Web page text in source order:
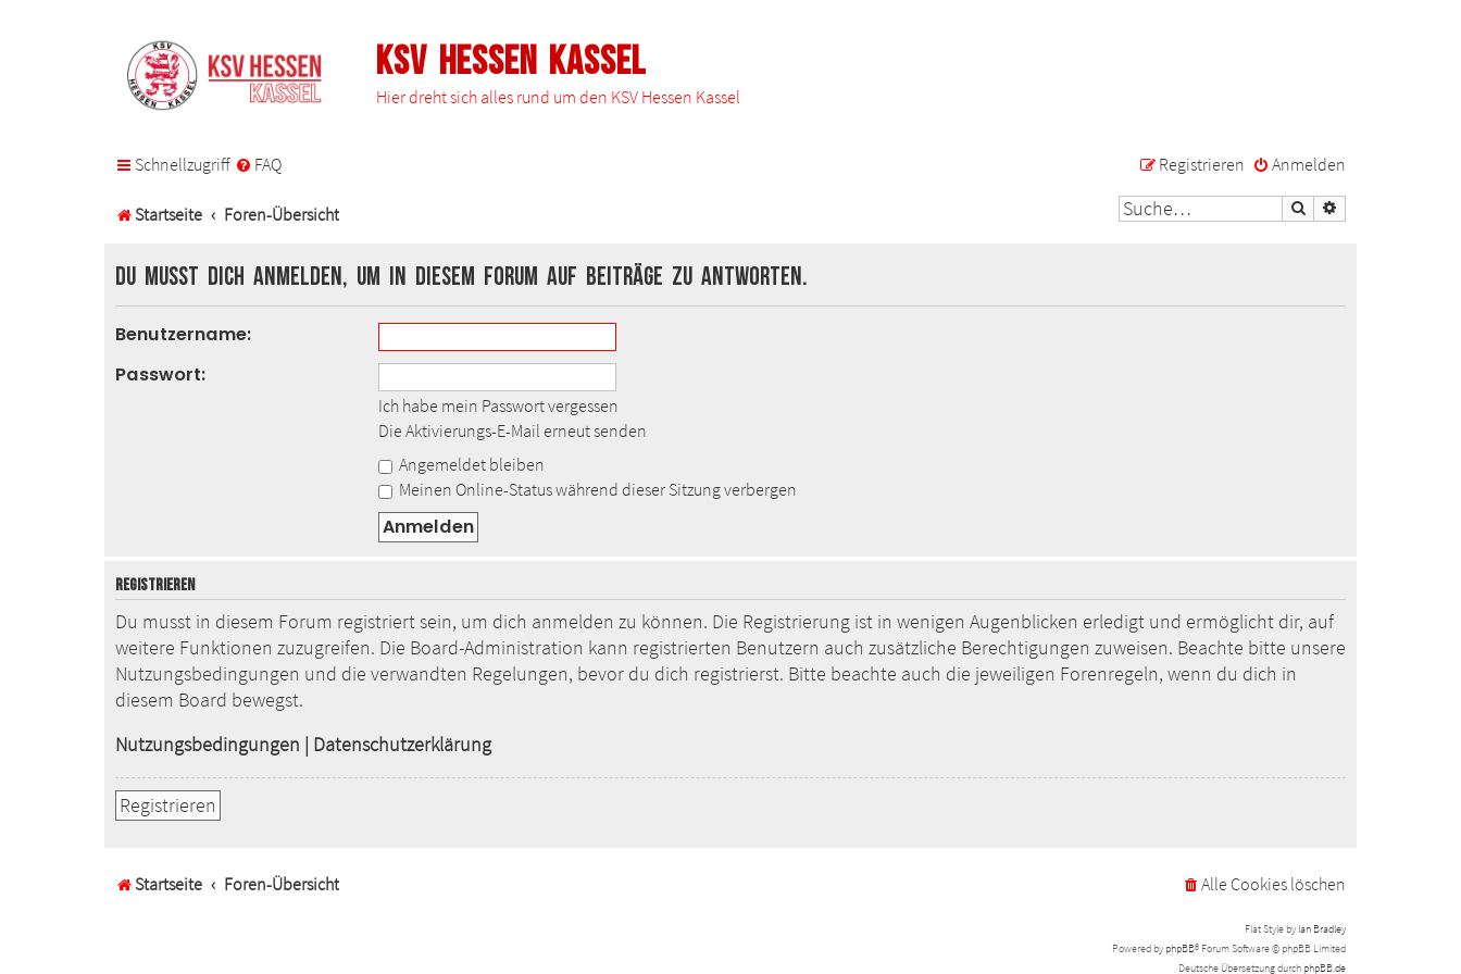
KSV Hessen Kassel
Hier dreht sich alles rund um den KSV Hessen Kassel
Schnellzugriff FAQ Anmelden
Registrieren
Startseite Foren-Übersicht Suche
Du musst dich anmelden, um in diesem Forum auf Beiträge zu antworten.
Benutzername:
Passwort:
Ich habe mein Passwort vergessen
Die Aktivierungs-E-Mail erneut senden
Angemeldet bleiben
Meinen Online-Status während dieser Sitzung verbergen
REGISTRIEREN
Du musst in diesem Forum registriert sein, um dich anmelden zu können. Die Registrierung ist in wenigen Augenblicken erledigt und ermöglicht dir, auf
weitere Funktionen zuzugreifen. Die Board-Administration kann registrierten Benutzern auch zusätzliche Berechtigungen zuweisen. Beachte bitte unsere
Nutzungsbedingungen und die verwandten Regelungen, bevor du dich registrierst. Bitte beachte auch die jeweiligen Forenregeln, wenn du dich in
diesem Board bewegst.
Nutzungsbedingungen | Datenschutzerklärung
Registrieren
Startseite Foren-Übersicht Alle Cookies löschen
Flat Style by Ian Bradley
Powered by phpBB® Forum Software © phpBB Limited
Deutsche Übersetzung durch phpBB.de